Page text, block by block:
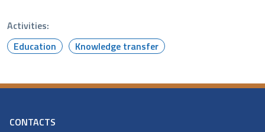
Activities:
Education
Knowledge transfer
CONTACTS